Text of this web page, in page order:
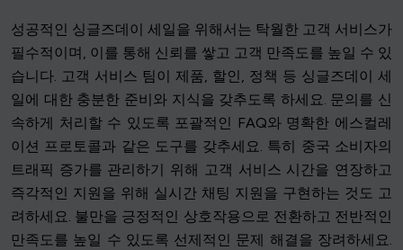
성공적인 싱글즈데이 세일을 위해서는 탁월한 고객 서비스가
필수적이며, 이를 통해 신뢰를 쌓고 고객 만족도를 높일 수 있
습니다. 고객 서비스 팀이 제품, 할인, 정책 등 싱글즈데이 세
일에 대한 충분한 준비와 지식을 갖추도록 하세요. 문의를 신
속하게 처리할 수 있도록 포괄적인 FAQ와 명확한 에스컬레
이션 프로토콜과 같은 도구를 갖추세요. 특히 중국 소비자의
트래픽 증가를 관리하기 위해 고객 서비스 시간을 연장하고
즉각적인 지원을 위해 실시간 채팅 지원을 구현하는 것도 고
려하세요. 불만을 긍정적인 상호작용으로 전환하고 전반적인
만족도를 높일 수 있도록 선제적인 문제 해결을 장려하세요.